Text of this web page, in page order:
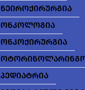
ნეიროქირურგია
ონკოლოგია
ონკოქირურგია
პედიატრია